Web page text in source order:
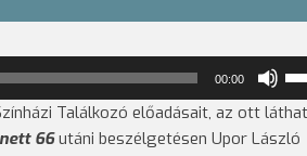
00:00
Találkozó előadásait, az ott
66utáni beszélgetésen Upor László